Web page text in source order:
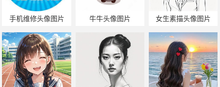
手机维修头像图片 牛牛头像图片 女生素描头像图片